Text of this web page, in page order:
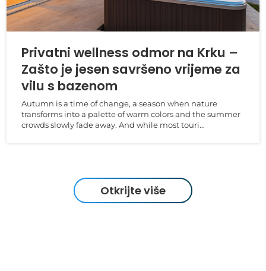
Privatni wellness odmor na Krku –
Zašto je jesen savršeno vrijeme za
vilu s bazenom
Autumn is a time of change, a season when nature
transforms into a palette of warm colors and the summer
crowds slowly fade away. And while most touri...
Otkrijte više